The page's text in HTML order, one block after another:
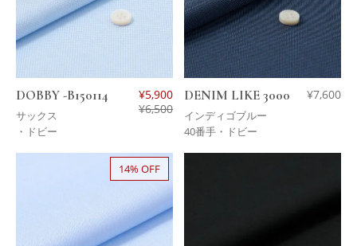
DOBBY -B150114
サックス
¥5,900
¥6,500
・ドビー
DENIM LIKE 3000
インディゴブルー
¥7,600
40番手・ドビー
14% OFF